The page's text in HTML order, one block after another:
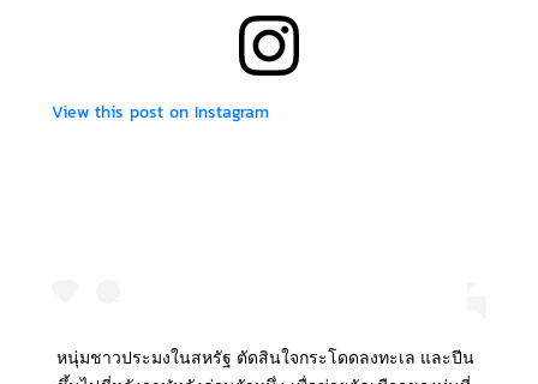
View this post on Instagram
หนุ่มชาวประมงในสหรัฐ ตัดสินใจกระโดดลงทะเล และปีน